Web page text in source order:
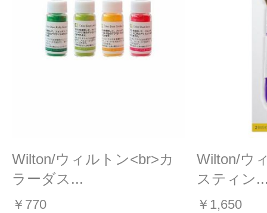
Wilton/ウィルトン<br>カ
ラーダス...
￥770
Wilton/ウ
スティン
￥1,650